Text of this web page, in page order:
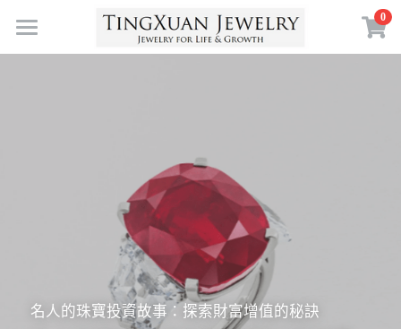
0
首頁
送給愛的人
送給重要的人
送給現在的自己
為人生的某個決定
空中花園
珠寶策展
擁抱自然
鑑賞課程
關於 TXJ
生命珠寶
名人的珠寶投資故事：探索財富增值的秘訣
×
商品分類